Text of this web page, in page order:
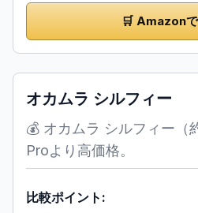
🛒 Amazon
オカムラ シルフィー
💰 オカムラ シルフィー（
Proより高価格。
比較ポイント: